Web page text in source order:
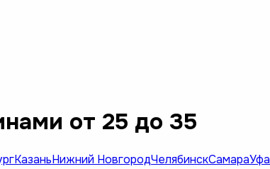
от 25 до 35
КазаньНижний НовгородЧелябинскСамараУфа